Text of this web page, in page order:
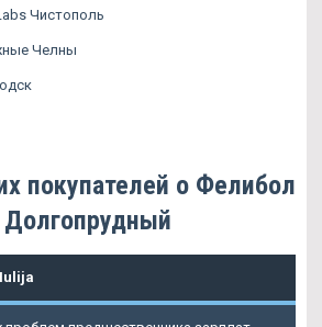
Чистополь
Челны
покупателей о Фелибол
Долгопрудный